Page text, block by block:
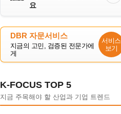
요
DBR 자문서비스
지금의 고민, 검증된 전문가에
게
서비스
보기
K-FOCUS TOP 5
지금 주목해야 할 산업과 기업 트렌드